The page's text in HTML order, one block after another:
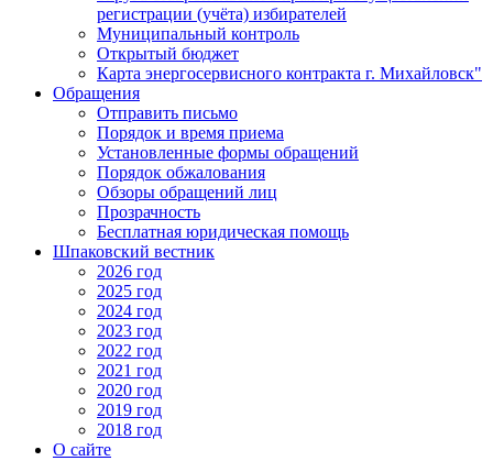
регистрации (учёта) избирателей
Муниципальный контроль
Открытый бюджет
Карта энергосервисного контракта г. Михайловск"
Обращения
Отправить письмо
Порядок и время приема
Установленные формы обращений
Порядок обжалования
Обзоры обращений лиц
Прозрачность
Бесплатная юридическая помощь
Шпаковский вестник
2026 год
2025 год
2024 год
2023 год
2022 год
2021 год
2020 год
2019 год
2018 год
О сайте